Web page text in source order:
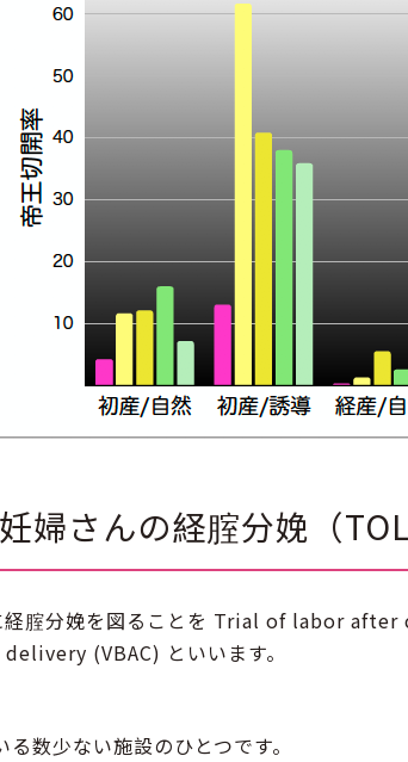
婦さんの経腟分娩（
経腟分娩を図ることを Trial of labor
(VBAC) といいます。
数少ない施設のひとつです。